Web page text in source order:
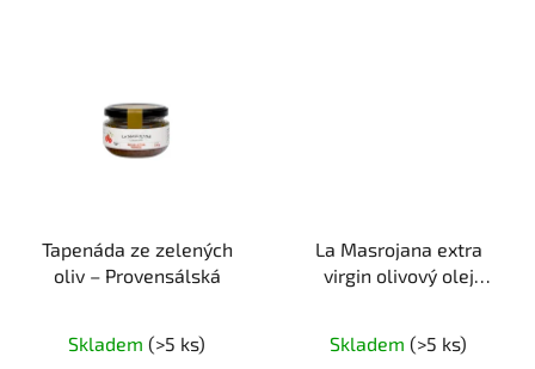
Tapenáda ze zelených
oliv – Provensálská
hodnocení
Skladem (>5 ks)
La Masrojana extra
virgin olivový olej
Skladem (>5 ks)